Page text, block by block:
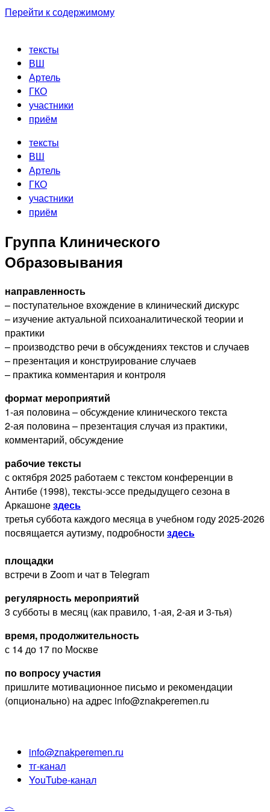
Перейти к содержимому
тексты
ВШ
Артель
ГКО
участники
приём
тексты
ВШ
Артель
ГКО
участники
приём
Группа Клинического
Образовывания
направленность
– поступательное вхождение в клинический дискурс
– изучение актуальной психоаналитической теории и
практики
– производство речи в обсуждениях текстов и случаев
– презентация и конструирование случаев
– практика комментария и контроля
формат мероприятий
1-ая половина – обсуждение клинического текста
2-ая половина – презентация случая из практики,
комментарий, обсуждение
рабочие тексты
с октября 2025 работаем с текстом конференции в
Антибе (1998), тексты-эссе предыдущего сезона в
Аркашонездесь
третья суббота каждого месяца в учебном году 2025-2026
посвящается аутизму, подробности здесь
площадки
встречи в Zoom и чат в Telegram
регулярность мероприятий
3 субботы в месяц (как правило, 1-ая, 2-ая и 3-тья)
время, продолжительность
с 14 до 17 по Москве
по вопросу участия
пришлите мотивационное письмо и рекомендации
(опционально) на адрес info@znakperemen.ru
info@znakperemen.ru
тг-канал
YouTube-канал
︿